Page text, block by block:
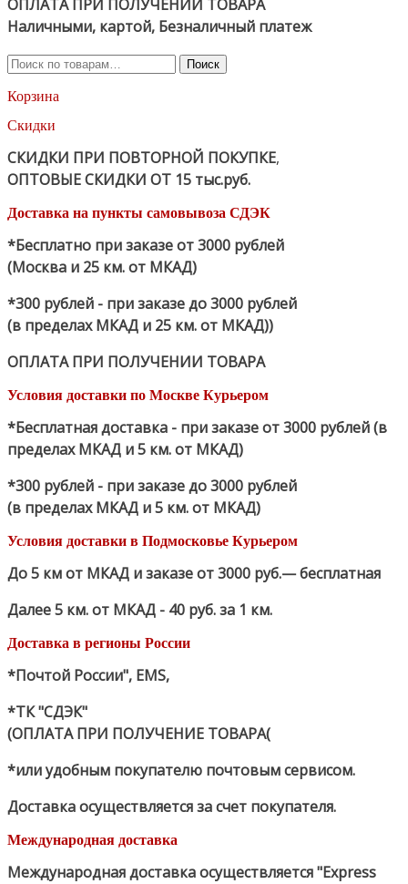
ОПЛАТА ПРИ ПОЛУЧЕНИИ ТОВАРА
Наличными, картой, Безналичный платеж
Искать:
Поиск
Корзина
Скидки
СКИДКИ ПРИ ПОВТОРНОЙ ПОКУПКЕ,
ОПТОВЫЕ СКИДКИ ОТ 15 тыс.руб.
Доставка на пункты самовывоза СДЭК
*Бесплатно при заказе от 3000 рублей
(Москва и 25 км. от МКАД)
*300 рублей - при заказе до 3000 рублей
(в пределах МКАД и 25 км. от МКАД))
ОПЛАТА ПРИ ПОЛУЧЕНИИ ТОВАРА
Условия доставки по Москве Курьером
*Бесплатная доставка - при заказе от 3000 рублей (в
пределах МКАД и 5 км. от МКАД)
*300 рублей - при заказе до 3000 рублей
(в пределах МКАД и 5 км. от МКАД)
Условия доставки в Подмосковье Курьером
До 5 км от МКАД и заказе от 3000 руб.— бесплатная
Далее 5 км. от МКАД - 40 руб. за 1 км.
Доставка в регионы России
*Почтой России", EMS,
*ТК "СДЭК"
(ОПЛАТА ПРИ ПОЛУЧЕНИЕ ТОВАРА(
*или удобным покупателю почтовым сервисом.
Доставка осуществляется за счет покупателя.
Международная доставка
Международная доставка осуществляется "Express